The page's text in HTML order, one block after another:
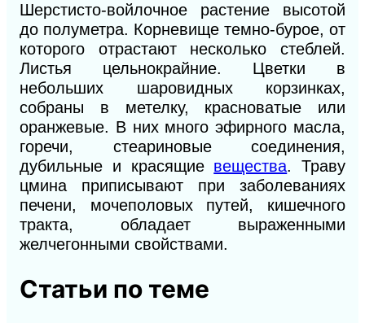
Шерстисто-войлочное растение высотой
до полуметра. Корневище темно-бурое, от
которого отрастают несколько стеблей.
Листья цельнокрайние. Цветки в
небольших шаровидных корзинках,
собраны в метелку, красноватые или
оранжевые. В них много эфирного масла,
горечи, стеариновые соединения,
дубильные и красящие вещества. Траву
цмина приписывают при заболеваниях
печени, мочеполовых путей, кишечного
тракта, обладает выраженными
желчегонными свойствами.
Статьи по теме